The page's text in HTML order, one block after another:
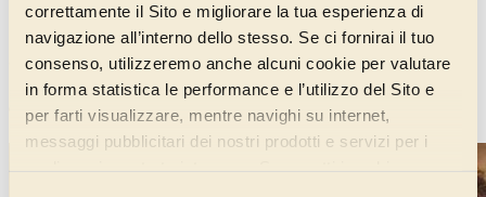
correttamente il Sito e migliorare la tua esperienza di
navigazione all’interno dello stesso. Se ci fornirai il tuo
consenso, utilizzeremo anche alcuni cookie per valutare
in forma statistica le performance e l’utilizzo del Sito e
per farti visualizzare, mentre navighi su internet,
messaggi pubblicitari dei nostri prodotti e servizi per i
Gelato al Panettone con copertura di
cioccolato fondente